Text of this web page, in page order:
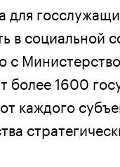
в социальной
с
более 1600
каждого